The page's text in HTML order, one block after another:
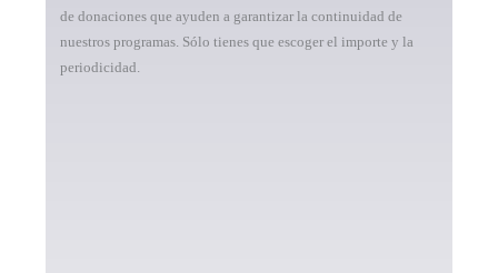
de donaciones que ayuden a garantizar la continuidad de
nuestros programas. Sólo tienes que escoger el importe y la
periodicidad.